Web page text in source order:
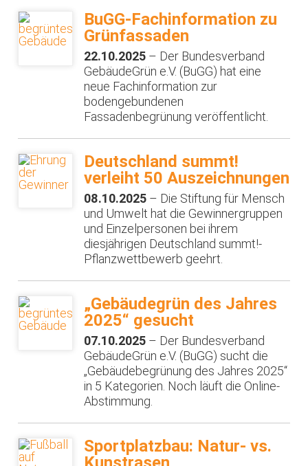
BuGG-Fachinformation zu
Grünfassaden
22.10.2025 – Der Bundesverband
GebäudeGrün e.V. (BuGG) hat eine
neue Fachinformation zur
bodengebundenen
Fassadenbegrünung veröffentlicht.
Deutschland summt!
verleiht 50 Auszeichnungen
08.10.2025 – Die Stiftung für Mensch
und Umwelt hat die Gewinnergruppen
und Einzel­personen bei ihrem
diesjährigen Deutschland summt!-
Pflanzwettbe­werb geehrt.
„Gebäudegrün des Jahres
2025“ gesucht
07.10.2025 – Der Bundesverband
GebäudeGrün e.V. (BuGG) sucht die
„Gebäudebegrünung des Jahres 2025“
in 5 Kategorien. Noch läuft die Online-
Abstimmung.
Sportplatzbau: Natur- vs.